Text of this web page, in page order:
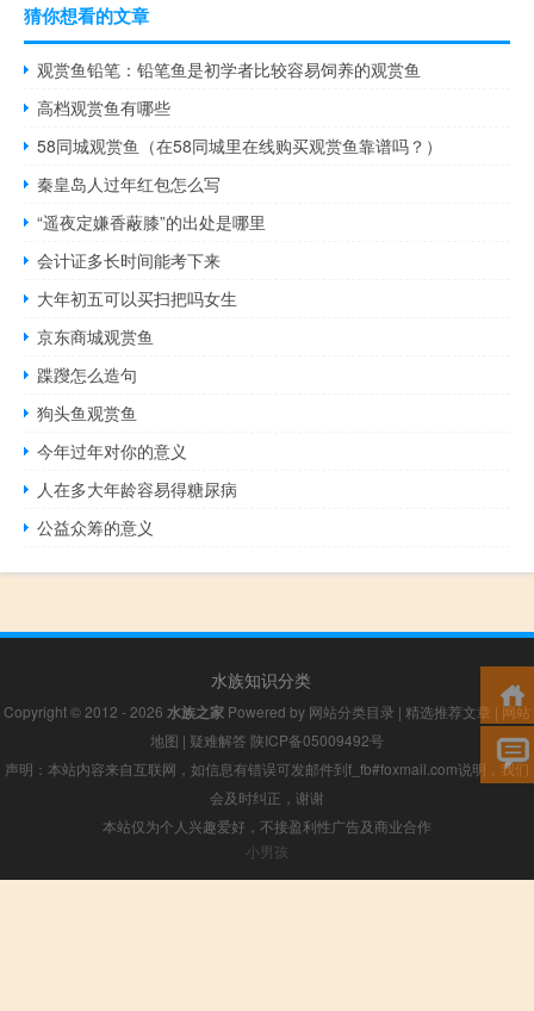
猜你想看的文章
观赏鱼铅笔：铅笔鱼是初学者比较容易饲养的观赏鱼
高档观赏鱼有哪些
58同城观赏鱼（在58同城里在线购买观赏鱼靠谱吗？）
秦皇岛人过年红包怎么写
“遥夜定嫌香蔽膝”的出处是哪里
会计证多长时间能考下来
大年初五可以买扫把吗女生
京东商城观赏鱼
蹀躞怎么造句
狗头鱼观赏鱼
今年过年对你的意义
人在多大年龄容易得糖尿病
公益众筹的意义
水族知识分类
Copyright © 2012 - 2026 水族之家 Powered by 网站分类目录 | 精选推荐文章 | 网站
地图 | 疑难解答 陕ICP备05009492号
声明：本站内容来自互联网，如信息有错误可发邮件到f_fb#foxmail.com说明，我们
会及时纠正，谢谢
本站仅为个人兴趣爱好，不接盈利性广告及商业合作
小男孩